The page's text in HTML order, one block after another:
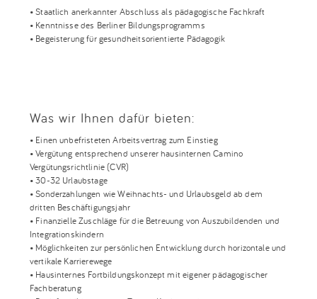
• Staatlich anerkannter Abschluss als pädagogische Fachkraft
• Kenntnisse des Berliner Bildungsprogramms
• Begeisterung für gesundheitsorientierte Pädagogik
Was wir Ihnen dafür bieten:
• Einen unbefristeten Arbeitsvertrag zum Einstieg
• Vergütung entsprechend unserer hausinternen Camino
Vergütungsrichtlinie (CVR)
• 30-32 Urlaubstage
• Sonderzahlungen wie Weihnachts- und Urlaubsgeld ab dem
dritten Beschäftigungsjahr
• Finanzielle Zuschläge für die Betreuung von Auszubildenden und
Integrationskindern
• Möglichkeiten zur persönlichen Entwicklung durch horizontale und
vertikale Karrierewege
• Hausinternes Fortbildungskonzept mit eigener pädagogischer
Fachberatung